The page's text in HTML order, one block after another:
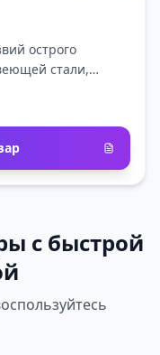
острого
стали,
подходит для
с быстрой